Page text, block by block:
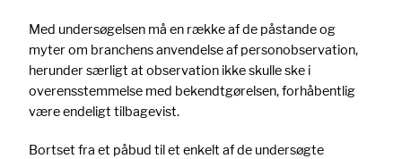
Med undersøgelsen må en række af de påstande og
myter om branchens anvendelse af personobservation,
herunder særligt at observation ikke skulle ske i
overensstemmelse med bekendtgørelsen, forhåbentlig
være endeligt tilbagevist.
Bortset fra et påbud til et enkelt af de undersøgte